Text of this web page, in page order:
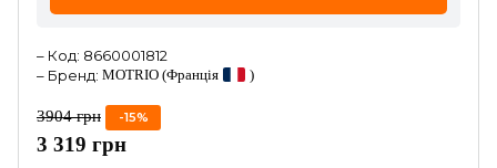
– Код: 8660001812
– Бренд: MOTRIO (Франція )
3904 грн -15%
3 319 грн